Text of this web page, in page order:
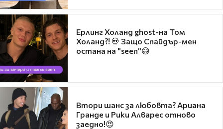
Ерлинг Холанд ghost-на Том
Холанд?! 💀 Защо Спайдър-мен
остана на "seen"😅
Втори шанс за любовта? Ариана
Гранде и Рики Алварес отново
заедно!😍